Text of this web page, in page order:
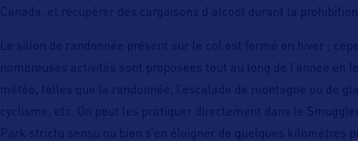
Canada, et récupérer des cargaisons d’alcool durant la
Le sillon de randonnée présent sur le col est fermé en hiver ;
nombreuses activités sont proposées tout au long de l’année en
météo, telles que la randonnée, l’escalade de montagne ou de
cyclisme, etc. On peut les pratiquer directement dans le
Park strictu sensu ou bien s’en éloigner de quelques kilomètres